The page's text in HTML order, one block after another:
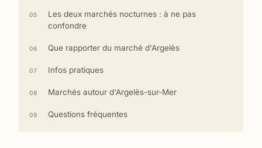
Les deux marchés nocturnes : à ne pas
confondre
Que rapporter du marché d'Argelès
Infos pratiques
Marchés autour d'Argelès-sur-Mer
Questions fréquentes